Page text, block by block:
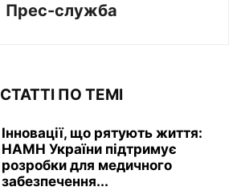
Прес-служба
СТАТТІ ПО ТЕМІ
Інновації, що рятують життя:
НАМН України підтримує
розробки для медичного
забезпечення...